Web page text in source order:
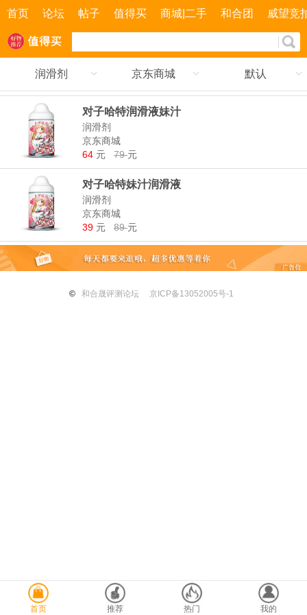
首页 论坛 帖子 值得买 商城|二手 和合团 威望竞
润滑剂 京东商城 默认
对子哈特润滑液妹汁
润滑剂
京东商城
64 元 79元
对子哈特妹汁润滑液
润滑剂
京东商城
39 元 89元
首页 推荐 热门 我的
© 和合晟评测论坛 京ICP备13052005号-1